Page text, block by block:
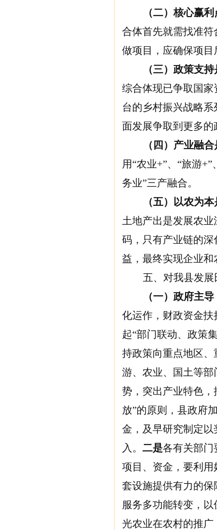
（二）核心赢
合体首先就需找准
做项目，应确保项
（三）政策支
综合体现已争取国
台的乡村振兴战略
面发展争取到更多的
（四）产业融
用“农业+”、“旅游
务业”三产融合。
（五）以农为
土地产出是发展农
码，只有产业链的
益，最终实现企业
五、对我县发
（一）政府主
化运作，财政资金
起“部门联动、政策
持政策向重点地区
游、农业、国土等
势，突出产业特色
放”的原则，县政府
金，及早研究制定
入。二是各有关部门
项目、资金，要利
套设施提供有力的
服务多功能转变，
光农业在农村的推